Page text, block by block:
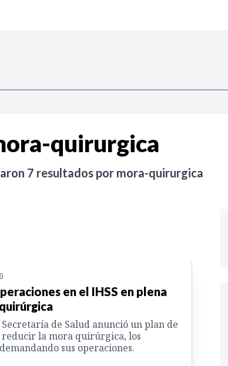
quirurgica
7 resultados por mora-quirurgica
en el IHSS en plena
de Salud anunció un plan de
la mora quirúrgica, los
sus operaciones.